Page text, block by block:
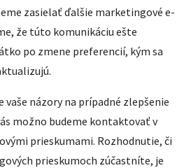
zasielať ďalšie marketingové e-
že túto komunikáciu ešte
po zmene preferencií, kým sa
vaše názory na prípadné zlepšenie
možno budeme kontaktovať v
prieskumami. Rozhodnutie, či
prieskumoch zúčastníte, je